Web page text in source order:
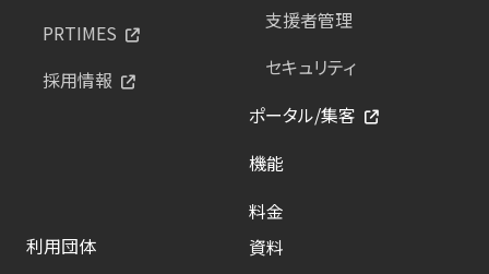
PRTIMES
採用情報
支援者管理
セキュリティ
ポータル/集客
機能
料金
利用団体
資料